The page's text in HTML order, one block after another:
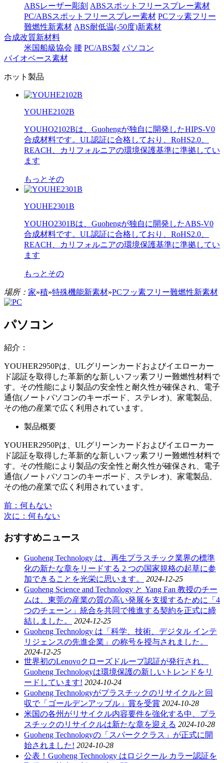
ABSレーザー彫刻 ABSスポットフリースプレー素材
PC/ABSスポットフリースプレー素材 PCフッ素フリー
難燃性新素材 ABS耐低温(-50度)新素材
合成改質新材料
米国船級協会 腰 PC/ABS製 パソコン
バイオベース素材
ホット製品
YOUHE2102B
YOUHO2102Bは、Guohengが独自に開発したHIPS-V0
合成材料です。UL認証に合格しており、RoHS2.0、
REACH、カリフォルニアの環境保護基準に準拠してい
ます
もっとその
YOUHE2301B
YOUHO2301Bは、Guohengが独自に開発したABS-V0
合成材料です。UL認証に合格しており、RoHS2.0、
REACH、カリフォルニアの環境保護基準に準拠してい
ます
もっとその
場所： 家»積»特殊機能新素材»PCフッ素フリー難燃性新素材
パソコン
紹介：
YOUHER2950Pは、ULグリーンカードおよびイエローカー
ド認証を取得した革新的な新しいフッ素フリー難燃性材料で
す。その性能により製品の安全性と耐久性が確保され、電子
通信(ノートパソコンのキーボード、ステレオ)、家電製品、
その他の産業で広く利用されています。
製品概要
YOUHER2950Pは、ULグリーンカードおよびイエローカー
ド認証を取得した革新的な新しいフッ素フリー難燃性材料で
す。その性能により製品の安全性と耐久性が確保され、電子
通信(ノートパソコンのキーボード、ステレオ)、家電製品、
その他の産業で広く利用されています。
前 ：何もない
次に ：何もない
おすすめニュース
Guoheng Technology は、再生プラスチック業界の標準
化の新たな章をリードする 2 つの国家規格の起草に参
加できることを光栄に思います。
2024-12-25
Guoheng Science and Technology と Yang Fan 教授のチー
ムは、東莞の産業の質の高い発展を支援するために「4
つのチェーン」統合を共同で推進する契約を正式に締
結しました。
2024-12-25
Guoheng Technology は「科学、技術、デジタル インテ
リジェンスの先進企業」の称号を授与されました。
2024-12-25
世界初のLenovoクローズドループ認証が発行され、
Guoheng Technologyは環境保護の新しいトレンドをリ
ードしています! 2024-10-24
Guoheng Technologyがプラスチックのリサイクルと回
収で「ゴールデンアップル」賞を受賞 2024-10-28
米国の各州がリサイクル内容要件を強化する中、プラ
スチックのリサイクルは新たな章を迎える 2024-10-28
Guoheng Technologyの「スパーククラス」が正式に開
始されました! 2024-10-28
公表！Guoheng Technology はロジクール カラー認証を